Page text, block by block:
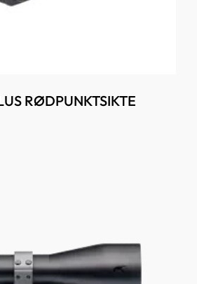
RØDPUNKTSIKTE